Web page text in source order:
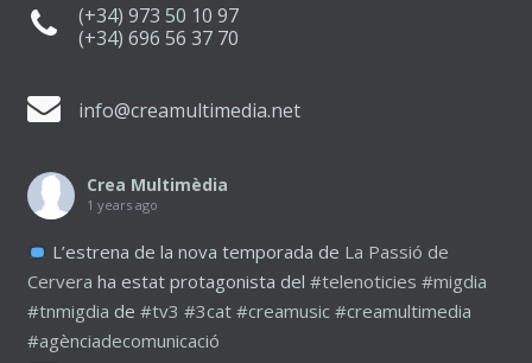
(+34) 973 50 10 97
(+34) 696 56 37 70
info@creamultimedia.net
Crea Multimèdia
1 years ago
L’estrena de la nova temporada de La Passió de
Cervera ha estat protagonista del #telenoticies #migdia
#tnmigdia de #tv3 #3cat #creamusic #creamultimedia
#agènciadecomunicació